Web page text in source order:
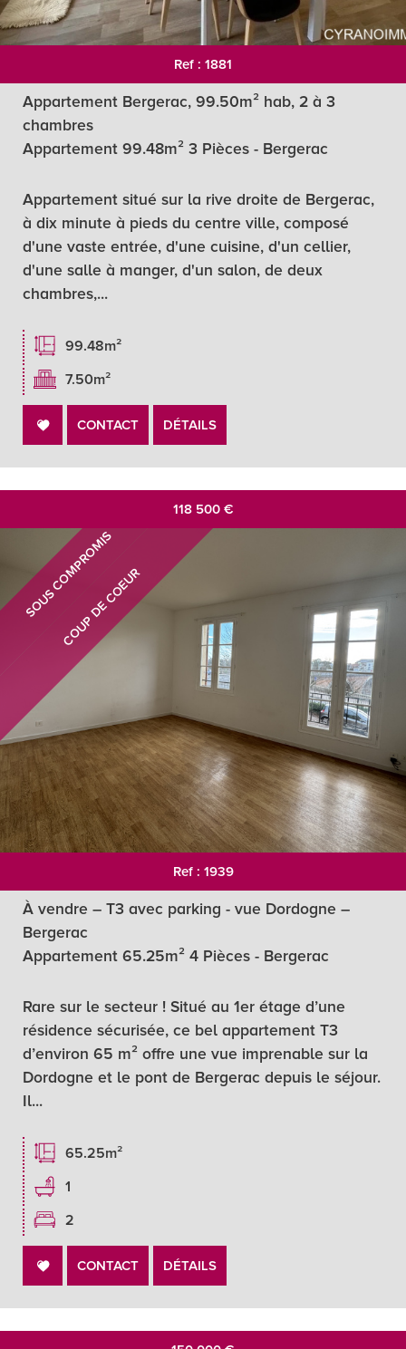
Ref : 1881
Appartement Bergerac, 99.50m² hab, 2 à 3
chambres
Appartement 99.48m² 3 Pièces - Bergerac
Appartement situé sur la rive droite de Bergerac,
à dix minute à pieds du centre ville, composé
d'une vaste entrée, d'une cuisine, d'un cellier,
d'une salle à manger, d'un salon, de deux
chambres,...
99.48m²
7.50m²
CONTACT DÉTAILS
SOUS COMPROMIS
COUP DE COEUR
118 500 €
Ref : 1939
À vendre – T3 avec parking - vue Dordogne –
Bergerac
Appartement 65.25m² 4 Pièces - Bergerac
Rare sur le secteur ! Situé au 1er étage d’une
résidence sécurisée, ce bel appartement T3
d’environ 65 m² offre une vue imprenable sur la
Dordogne et le pont de Bergerac depuis le séjour.
Il...
65.25m²
1
2
CONTACT DÉTAILS